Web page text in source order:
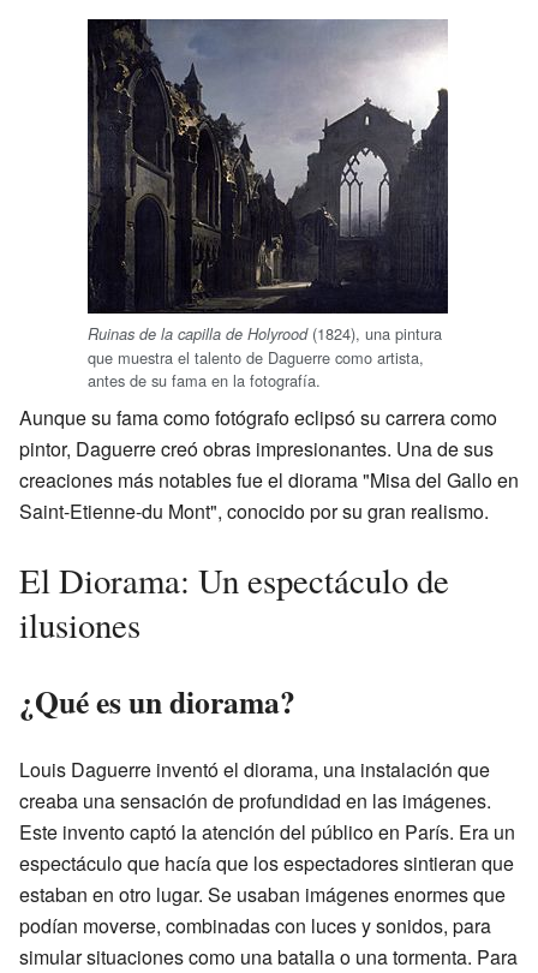
Ruinas de la capilla de Holyrood(1824), una pintura
que muestra el talento de Daguerre como artista,
antes de su fama en la fotografía.
Aunque su fama como fotógrafo eclipsó su carrera como
pintor, Daguerre creó obras impresionantes. Una de sus
creaciones más notables fue el diorama "Misa del Gallo en
Saint-Etienne-du Mont", conocido por su gran realismo.
El Diorama: Un espectáculo de
ilusiones
¿Qué es un diorama?
Louis Daguerre inventó el diorama, una instalación que
creaba una sensación de profundidad en las imágenes.
Este invento captó la atención del público en París. Era un
espectáculo que hacía que los espectadores sintieran que
estaban en otro lugar. Se usaban imágenes enormes que
podían moverse, combinadas con luces y sonidos, para
simular situaciones como una batalla o una tormenta. Para